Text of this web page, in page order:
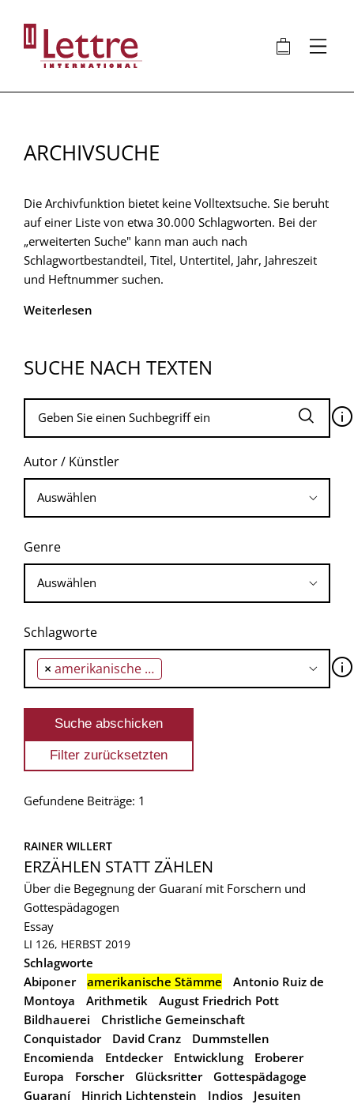
Inhalt
🛍 ⋮
ARCHIVSUCHE
Die Archivfunktion bietet keine Volltextsuche. Sie beruht
auf einer Liste von etwa 30.000 Schlagworten. Bei der
„erweiterten Suche" kann man auch nach
Schlagwortbestandteil, Titel, Untertitel, Jahr, Jahreszeit
und Heftnummer suchen.
Weiterlesen
SUCHE NACH TEXTEN
🛈
Autor / Künstler
Genre
Schlagworte
× amerikanische Stämme 🛈
Gefundene Beiträge: 1
RAINER WILLERT
ERZÄHLEN STATT ZÄHLEN
Über die Begegnung der Guaraní mit Forschern und
Gottespädagogen
Essay
LI 126, HERBST 2019
Schlagworte
Abiponer
amerikanische Stämme
Antonio Ruiz de
Montoya
Arithmetik
August Friedrich Pott
Bildhauerei
Christliche Gemeinschaft
Conquistador
David Cranz
Dummstellen
Encomienda
Entdecker Entwicklung
Eroberer
Europa
Forscher Glücksritter
Gottespädagoge
Guaraní
Hinrich Lichtenstein Indios
Jesuiten